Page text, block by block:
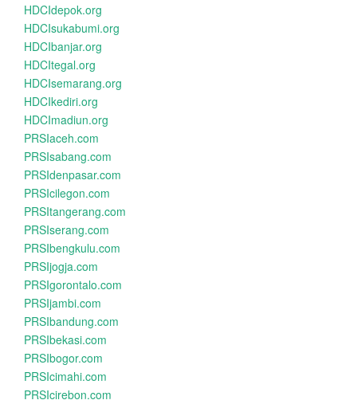
HDCIdepok.org
HDCIsukabumi.org
HDCIbanjar.org
HDCItegal.org
HDCIsemarang.org
HDCIkediri.org
HDCImadiun.org
PRSIaceh.com
PRSIsabang.com
PRSIdenpasar.com
PRSIcilegon.com
PRSItangerang.com
PRSIserang.com
PRSIbengkulu.com
PRSIjogja.com
PRSIgorontalo.com
PRSIjambi.com
PRSIbandung.com
PRSIbekasi.com
PRSIbogor.com
PRSIcimahi.com
PRSIcirebon.com